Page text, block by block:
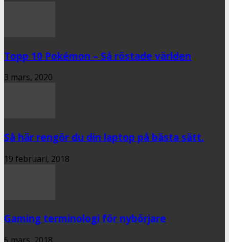
Topp 10 Pokémon – Så röstade världen
3 mars, 2020
Så här rengör du din laptop på bästa sätt.
19 februari, 2018
Gaming terminologi för nybörjare